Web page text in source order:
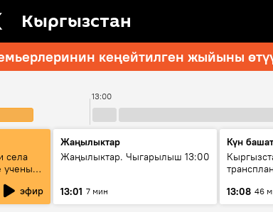
Кыргызстан
кеңейтилген жыйыны
13:00
села
эфир
Жаңылыктар
Жаңылыктар. Чыгарылыш 13:00
13:01 7 мин
Күн башат
келечеги
13:08 46